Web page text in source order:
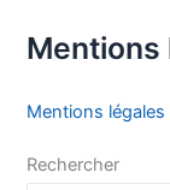
Mentions
Mentions
Rechercher